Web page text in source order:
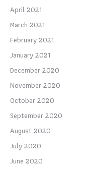
April 2021
March 2021
February 2021
January 2021
December 2020
November 2020
October 2020
September 2020
August 2020
July 2020
June 2020